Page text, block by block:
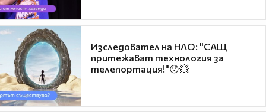
Изследовател на НЛО: "САЩ
притежават технология за
телепортация!"😯💥